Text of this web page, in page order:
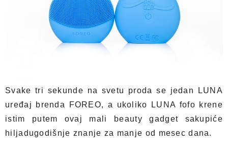
Svake tri sekunde na svetu proda se jedan LUNA
uređaj brenda FOREO, a ukoliko LUNA fofo krene
istim putem ovaj mali beauty gadget sakupiće
hiljadugodišnje znanje za manje od mesec dana.